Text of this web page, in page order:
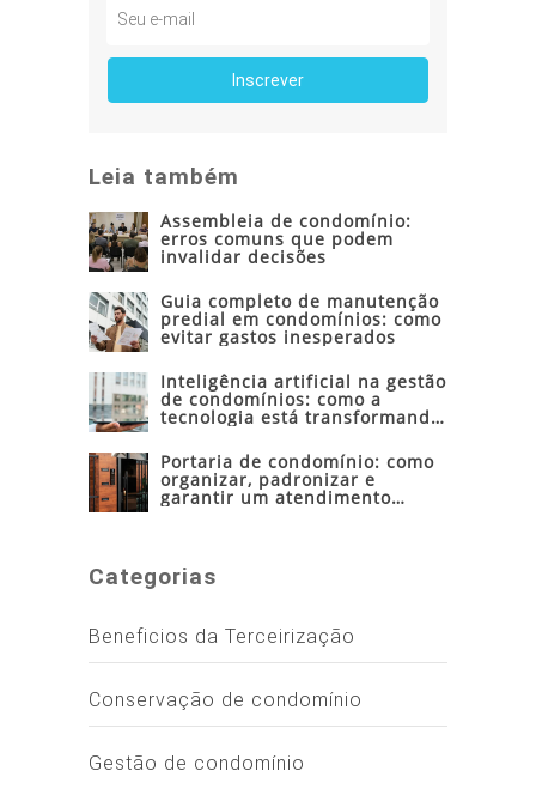
Leia também
Assembleia de condomínio:
erros comuns que podem
invalidar decisões
Guia completo de manutenção
predial em condomínios: como
evitar gastos inesperados
Inteligência artificial na gestão
de condomínios: como a
tecnologia está transformando
Portaria de condomínio: como
organizar, padronizar e
garantir um atendimento
Categorias
Beneficios da Terceirização
Conservação de condomínio
Gestão de condomínio